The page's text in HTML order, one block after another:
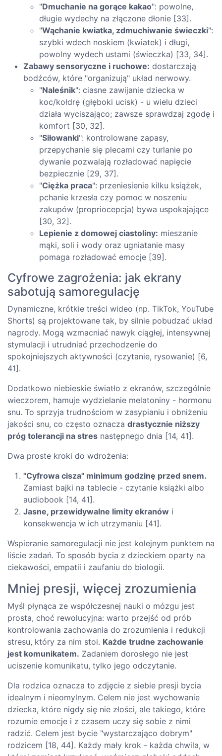
"Dmuchanie na gorące kakao": powolne,
długie wydechy na złączone dłonie [33].
"Wąchanie kwiatka, zdmuchiwanie świeczki":
szybki wdech noskiem (kwiatek) i długi,
powolny wydech ustami (świeczka) [33, 34].
Zabawy sensoryczne i ruchowe: dostarczają
bodźców, które "organizują" układ nerwowy.
"Naleśnik": ciasne zawijanie dziecka w
koc/kołdrę (głęboki ucisk) - u wielu dzieci
działa wyciszająco; zawsze sprawdzaj zgodę i
komfort [30, 32].
"Siłowanki": kontrolowane zapasy,
przepychanie się plecami czy turlanie po
dywanie pozwalają rozładować napięcie
bezpiecznie [29, 37].
"Ciężka praca": przeniesienie kilku książek,
pchanie krzesła czy pomoc w noszeniu
zakupów (propriocepcja) bywa uspokajające
[30, 32].
Lepienie z domowej ciastoliny: mieszanie
mąki, soli i wody oraz ugniatanie masy
pomaga rozładować emocje [39].
Cyfrowe zagrożenia: jak ekrany
sabotują samoregulację
Dynamiczne, krótkie treści wideo (np. TikTok, YouTube
Shorts) są projektowane tak, by silnie pobudzać układ
nagrody. Mogą wzmacniać nawyk ciągłej, intensywnej
stymulacji i utrudniać przechodzenie do
spokojniejszych aktywności (czytanie, rysowanie) [6,
41].
Dodatkowo niebieskie światło z ekranów, szczególnie
wieczorem, hamuje wydzielanie melatoniny - hormonu
snu. To sprzyja trudnościom w zasypianiu i obniżeniu
jakości snu, co często oznacza drastycznie niższy
próg tolerancji na stres następnego dnia [14, 41].
Dwa proste kroki do wdrożenia:
"Cyfrowa cisza" minimum godzinę przed snem.
Zamiast bajki na tablecie - czytanie książki albo
audiobook [14, 41].
Jasne, przewidywalne limity ekranów i
konsekwencja w ich utrzymaniu [41].
Wspieranie samoregulacji nie jest kolejnym punktem na
liście zadań. To sposób bycia z dzieckiem oparty na
ciekawości, empatii i zaufaniu do biologii.
Mniej presji, więcej zrozumienia
Myśl płynąca ze współczesnej nauki o mózgu jest
prosta, choć rewolucyjna: warto przejść od prób
kontrolowania zachowania do zrozumienia i redukcji
stresu, który za nim stoi. Każde trudne zachowanie
jest komunikatem. Zadaniem dorosłego nie jest
uciszenie komunikatu, tylko jego odczytanie.
Dla rodzica oznacza to zdjęcie z siebie presji bycia
idealnym i nieomylnym. Celem nie jest wychowanie
dziecka, które nigdy się nie złości, ale takiego, które
rozumie emocje i z czasem uczy się sobie z nimi
radzić. Celem jest bycie "wystarczająco dobrym"
rodzicem [18, 44]. Każdy mały krok - każda chwila, w